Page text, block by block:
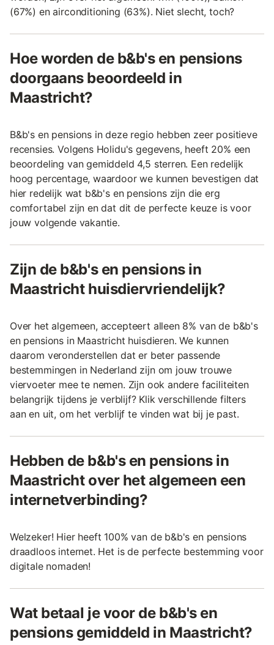
(67%) en airconditioning (63%). Niet slecht, toch?
Hoe worden de b&b's en pensions
doorgaans beoordeeld in
Maastricht?
B&b's en pensions in deze regio hebben zeer positieve
recensies. Volgens Holidu's gegevens, heeft 20% een
beoordeling van gemiddeld 4,5 sterren. Een redelijk
hoog percentage, waardoor we kunnen bevestigen dat
hier redelijk wat b&b's en pensions zijn die erg
comfortabel zijn en dat dit de perfecte keuze is voor
jouw volgende vakantie.
Zijn de b&b's en pensions in
Maastricht huisdiervriendelijk?
Over het algemeen, accepteert alleen 8% van de b&b's
en pensions in Maastricht huisdieren. We kunnen
daarom veronderstellen dat er beter passende
bestemmingen in Nederland zijn om jouw trouwe
viervoeter mee te nemen. Zijn ook andere faciliteiten
belangrijk tijdens je verblijf? Klik verschillende filters
aan en uit, om het verblijf te vinden wat bij je past.
Hebben de b&b's en pensions in
Maastricht over het algemeen een
internetverbinding?
Welzeker! Hier heeft 100% van de b&b's en pensions
draadloos internet. Het is de perfecte bestemming voor
digitale nomaden!
Wat betaal je voor de b&b's en
pensions gemiddeld in Maastricht?